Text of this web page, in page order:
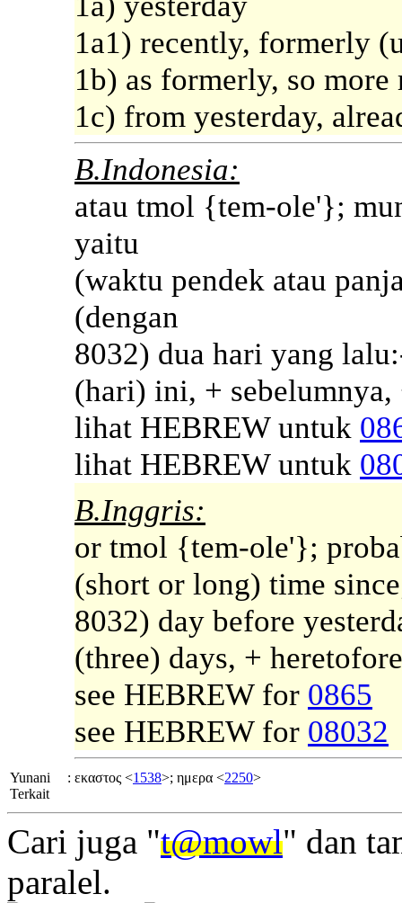
1a1) recently, formerly
1b) as formerly, so more
1c) from yesterday,
B.Indonesia:
atau tmol {tem-ole'};
yaitu
(waktu pendek atau
(dengan
8032) dua hari yang
(hari) ini, +
lihat HEBREW untuk
lihat HEBREW untuk
B.Inggris:
or tmol {tem-ole'};
(short or long) time
8032) day before
(three) days, +
see HEBREW for 0865
see HEBREW for 08032
Yunani
Terkait
: εκαστος <1538>; ημερα <2250>
Cari juga "t@mowl" dan
paralel.